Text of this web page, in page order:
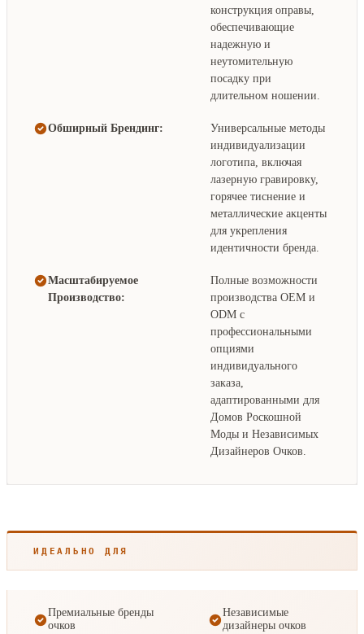
конструкция оправы,
обеспечивающие
надежную и
неутомительную
посадку при
длительном ношении.
Обширный Брендинг:
Универсальные методы
индивидуализации
логотипа, включая
лазерную гравировку,
горячее тиснение и
металлические акценты
для укрепления
идентичности бренда.
Масштабируемое
Производство:
Полные возможности
производства OEM и
ODM с
профессиональными
опциями
индивидуального
заказа,
адаптированными для
Домов Роскошной
Моды и Независимых
Дизайнеров Очков.
ИДЕАЛЬНО ДЛЯ
Премиальные бренды
очков
Независимые
дизайнеры очков